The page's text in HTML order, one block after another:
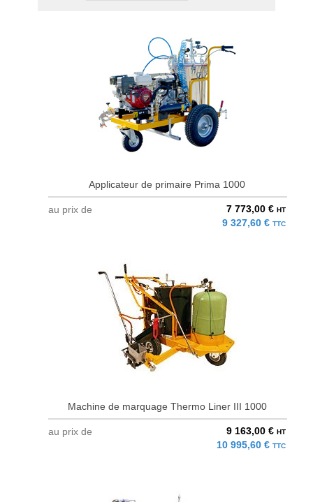
Applicateur de primaire Prima 1000
au prix de 7 773,00 € HT
9 327,60 € TTC
Machine de marquage Thermo Liner III 1000
au prix de 9 163,00 € HT
10 995,60 € TTC